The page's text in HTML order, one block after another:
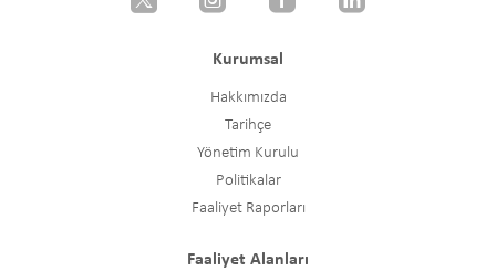
Kurumsal
Hakkımızda
Tarihçe
Yönetim Kurulu
Politikalar
Faaliyet Raporları
Faaliyet Alanları